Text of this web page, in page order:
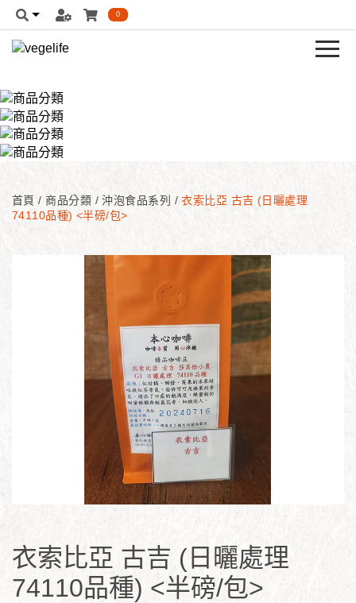
0
首頁/ 商品分類 /沖泡食品系列 / 衣索比亞 古吉 (日曬處理
74110品種) <半磅/包>
衣索比亞 古吉 (日曬處理
74110品種) <半磅/包>